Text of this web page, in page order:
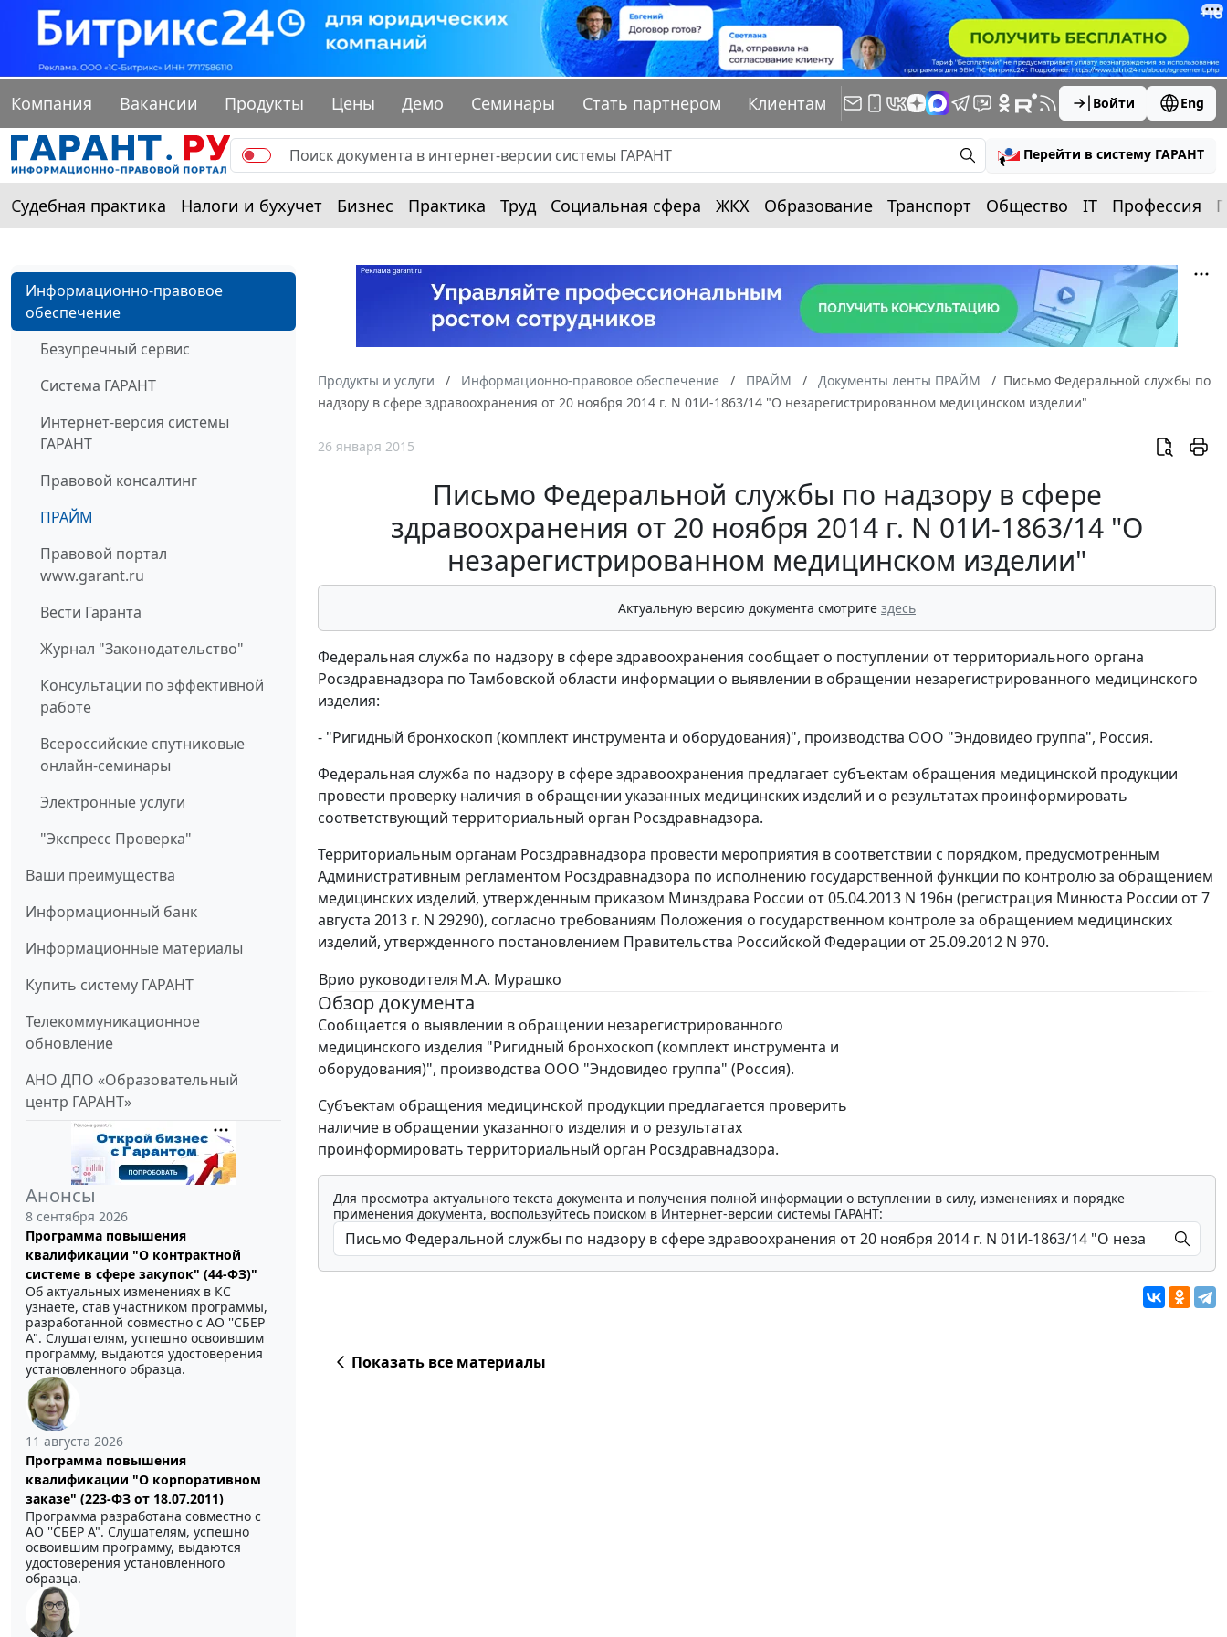
Компания Вакансии Продукты Цены Демо Семинары Стать партнером Клиентам Войти Eng
Перейти в систему ГАРАНТ
Судебная практика Налоги и бухучет Бизнес Практика Труд Социальная сфера ЖКХ Образование Транспорт Общество IT Профессия
Информационно-правовое
обеспечение
Безупречный сервис
Система ГАРАНТ
Интернет-версия системы
ГАРАНТ
Правовой консалтинг
ПРАЙМ
Правовой портал
www.garant.ru
Вести Гаранта
Журнал "Законодательство"
Консультации по эффективной
работе
Всероссийские спутниковые
онлайн-семинары
Электронные услуги
"Экспресс Проверка"
Ваши преимущества
Информационный банк
Информационные материалы
Купить систему ГАРАНТ
Телекоммуникационное
обновление
АНО ДПО «Образовательный
центр ГАРАНТ»
Анонсы
8 сентября 2026
Программа повышения
квалификации "О контрактной
системе в сфере закупок" (44-ФЗ)"
Об актуальных изменениях в КС
узнаете, став участником программы,
разработанной совместно с АО ''СБЕР
А". Слушателям, успешно освоившим
программу, выдаются удостоверения
установленного образца.
11 августа 2026
Программа повышения
квалификации "О корпоративном
заказе" (223-ФЗ от 18.07.2011)
Программа разработана совместно с
АО ''СБЕР А". Слушателям, успешно
освоившим программу, выдаются
удостоверения установленного
образца.
Продукты и услуги Информационно-правовое обеспечение ПРАЙМ Документы ленты ПРАЙМ
Письмо Федеральной службы по
надзору в сфере здравоохранения от 20 ноября 2014 г. N 01И-1863/14 "О незарегистрированном медицинском изделии"
26 января 2015
Письмо Федеральной службы по надзору в сфере
здравоохранения от 20 ноября 2014 г. N 01И-1863/14 "О
незарегистрированном медицинском изделии"
Актуальную версию документа смотрите здесь
Федеральная служба по надзору в сфере здравоохранения сообщает о поступлении от территориального органа
Росздравнадзора по Тамбовской области информации о выявлении в обращении незарегистрированного медицинского
изделия:
- "Ригидный бронхоскоп (комплект инструмента и оборудования)", производства ООО "Эндовидео группа", Россия.
Федеральная служба по надзору в сфере здравоохранения предлагает субъектам обращения медицинской продукции
провести проверку наличия в обращении указанных медицинских изделий и о результатах проинформировать
соответствующий территориальный орган Росздравнадзора.
Территориальным органам Росздравнадзора провести мероприятия в соответствии с порядком, предусмотренным
Административным регламентом Росздравнадзора по исполнению государственной функции по контролю за обращением
медицинских изделий, утвержденным приказом Минздрава России от 05.04.2013 N 196н (регистрация Минюста России от 7
августа 2013 г. N 29290), согласно требованиям Положения о государственном контроле за обращением медицинских
изделий, утвержденного постановлением Правительства Российской Федерации от 25.09.2012 N 970.
Врио руководителяМ.А. Мурашко
Обзор документа
Сообщается о выявлении в обращении незарегистрированного
медицинского изделия "Ригидный бронхоскоп (комплект инструмента и
оборудования)", производства ООО "Эндовидео группа" (Россия).
Субъектам обращения медицинской продукции предлагается проверить
наличие в обращении указанного изделия и о результатах
проинформировать территориальный орган Росздравнадзора.
Для просмотра актуального текста документа и получения полной информации о вступлении в силу, изменениях и порядке
применения документа, воспользуйтесь поиском в Интернет-версии системы ГАРАНТ:
Показать все материалы